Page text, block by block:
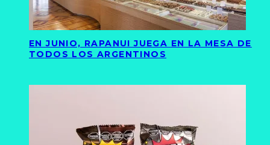
EN JUNIO, RAPANUI JUEGA EN LA MESA DE
TODOS LOS ARGENTINOS